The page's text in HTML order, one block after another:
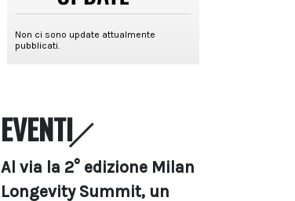
EVENTI
Al via la 2° edizione Milan
Longevity Summit, un